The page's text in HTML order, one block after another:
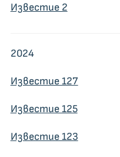
Известие 2
2024
Известие 127
Известие 125
Известие 123